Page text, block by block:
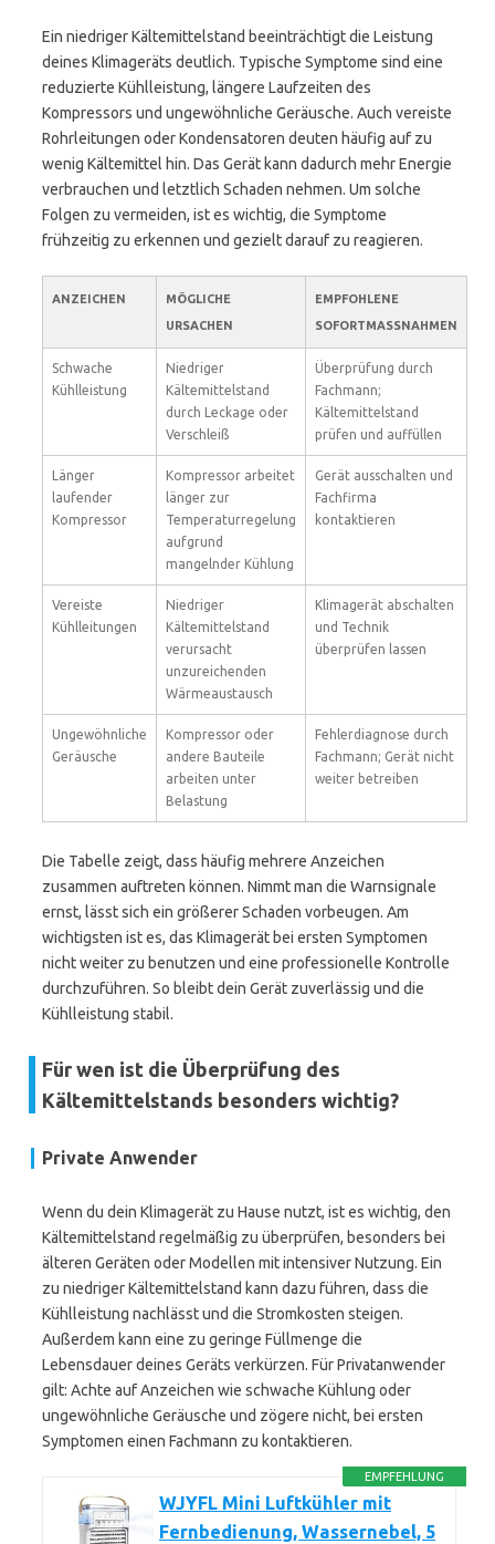
Ein niedriger Kältemittelstand beeinträchtigt die Leistung
deines Klimageräts deutlich. Typische Symptome sind eine
reduzierte Kühlleistung, längere Laufzeiten des
Kompressors und ungewöhnliche Geräusche. Auch vereiste
Rohrleitungen oder Kondensatoren deuten häufig auf zu
wenig Kältemittel hin. Das Gerät kann dadurch mehr Energie
verbrauchen und letztlich Schaden nehmen. Um solche
Folgen zu vermeiden, ist es wichtig, die Symptome
frühzeitig zu erkennen und gezielt darauf zu reagieren.
ANZEICHEN
MÖGLICHE
URSACHEN
EMPFOHLENE
SOFORTMASSNAHMEN
Schwache
Kühlleistung
Niedriger
Kältemittelstand
durch Leckage oder
Verschleiß
Überprüfung durch
Fachmann;
Kältemittelstand
prüfen und auffüllen
Länger
laufender
Kompressor
Kompressor arbeitet
länger zur
Temperaturregelung
aufgrund
mangelnder Kühlung
Gerät ausschalten und
Fachfirma
kontaktieren
Vereiste
Kühlleitungen
Niedriger
Kältemittelstand
verursacht
unzureichenden
Wärmeaustausch
Klimagerät abschalten
und Technik
überprüfen lassen
Ungewöhnliche
Geräusche
Kompressor oder
andere Bauteile
arbeiten unter
Belastung
Fehlerdiagnose durch
Fachmann; Gerät nicht
weiter betreiben
Die Tabelle zeigt, dass häufig mehrere Anzeichen
zusammen auftreten können. Nimmt man die Warnsignale
ernst, lässt sich ein größerer Schaden vorbeugen. Am
wichtigsten ist es, das Klimagerät bei ersten Symptomen
nicht weiter zu benutzen und eine professionelle Kontrolle
durchzuführen. So bleibt dein Gerät zuverlässig und die
Kühlleistung stabil.
Für wen ist die Überprüfung des
Kältemittelstands besonders wichtig?
Private Anwender
Wenn du dein Klimagerät zu Hause nutzt, ist es wichtig, den
Kältemittelstand regelmäßig zu überprüfen, besonders bei
älteren Geräten oder Modellen mit intensiver Nutzung. Ein
zu niedriger Kältemittelstand kann dazu führen, dass die
Kühlleistung nachlässt und die Stromkosten steigen.
Außerdem kann eine zu geringe Füllmenge die
Lebensdauer deines Geräts verkürzen. Für Privatanwender
gilt: Achte auf Anzeichen wie schwache Kühlung oder
ungewöhnliche Geräusche und zögere nicht, bei ersten
Symptomen einen Fachmann zu kontaktieren.
EMPFEHLUNG
WJYFL Mini Luftkühler mit
Fernbedienung, Wassernebel, 5